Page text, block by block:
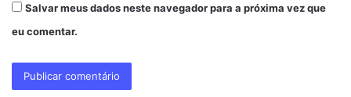
Salvar meus dados neste navegador para a próxima vez que
eu comentar.